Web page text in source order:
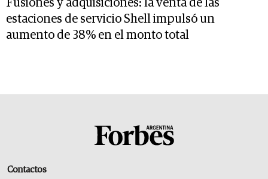
Fusiones y adquisiciones: la venta de las
estaciones de servicio Shell impulsó un
aumento de 38% en el monto total
Contactos